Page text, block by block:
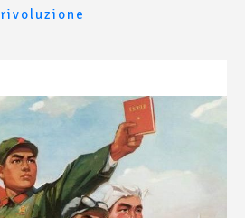
rivoluzione